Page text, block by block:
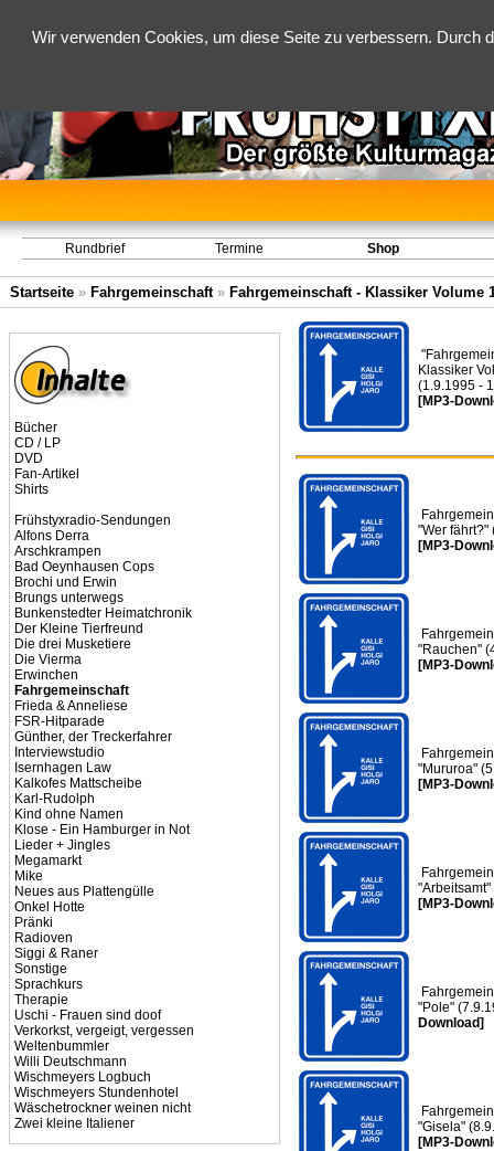
Wir verwenden Cookies, um diese Seite zu verbessern.
Rundbrief Termine Shop
Startseite » Fahrgemeinschaft» Fahrgemeinschaft - Klassiker Volume
Bücher
CD / LP
DVD
Fan-Artikel
Shirts
Frühstyxradio-Sendungen
Alfons Derra
Arschkrampen
Bad Oeynhausen Cops
Brochi und Erwin
Brungs unterwegs
Bunkenstedter Heimatchronik
Der Kleine Tierfreund
Die drei Musketiere
Die Vierma
Erwinchen
Fahrgemeinschaft
Frieda & Anneliese
FSR-Hitparade
Günther, der Treckerfahrer
Interviewstudio
Isernhagen Law
Kalkofes Mattscheibe
Karl-Rudolph
Kind ohne Namen
Klose - Ein Hamburger in Not
Lieder + Jingles
Megamarkt
Mike
Neues aus Plattengülle
Onkel Hotte
Pränki
Radioven
Siggi & Raner
Sonstige
Sprachkurs
Therapie
Uschi - Frauen sind doof
Verkorkst, vergeigt, vergessen
Weltenbummler
Willi Deutschmann
Wischmeyers Logbuch
Wischmeyers Stundenhotel
Wäschetrockner weinen nicht
Zwei kleine Italiener
Klassiker
(1.9.1995 -
[MP3-
"Wer fährt?"
[MP3-
"Rauchen"
[MP3-
"Mururoa"
[MP3-
[MP3-
"Pole"
Download]
"Gisela"
[MP3-